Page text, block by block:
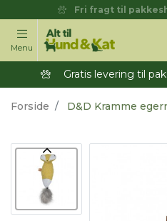
Fri fragt til
Menu
Gratis levering til
Forside D&D Kramme